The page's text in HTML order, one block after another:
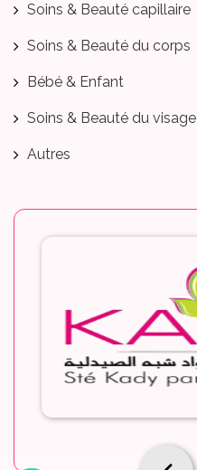
Soins & Beauté capillaire
Soins & Beauté du corps
Bébé & Enfant
Soins & Beauté du visage
Autres